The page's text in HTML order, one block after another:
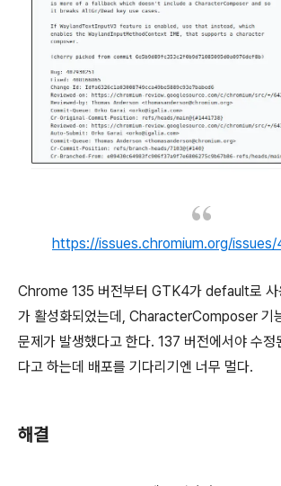
https://issues.chromium.org/issues/
Chrome 135 버전부터 GTK4가 default로
가 활성화되었는데, CharacterComposer 기
문제가 발생했다고 한다. 137 버전에서야 수정
다고 하는데 배포를 기다리기엔 너무 멀다.
해결